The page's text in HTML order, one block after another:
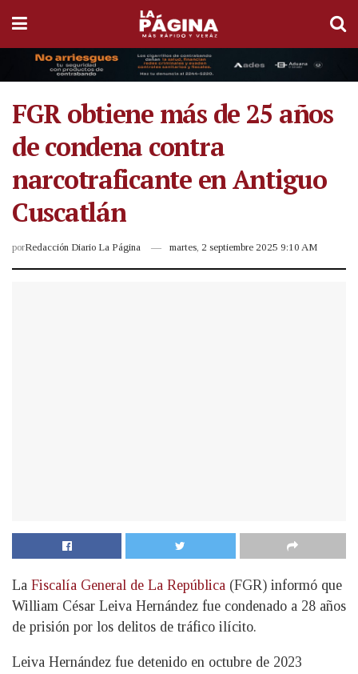
FGR obtiene más de 25 años
de condena contra
narcotraficante en Antiguo
Cuscatlán
porRedacción Diario La Página martes, 2 septiembre 2025 9:10 AM
La Fiscalía General de La República (FGR) informó que
William César Leiva Hernández fue condenado a 28 años
de prisión por los delitos de tráfico ilícito.
Leiva Hernández fue detenido en octubre de 2023